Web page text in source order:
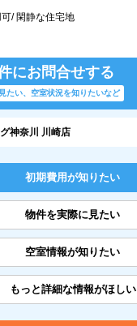
/ 閑静な住宅地
にお問合せする
たい、空室状況を知りたいなど
神奈川 川崎店
初期費用が知りたい
物件を実際に見たい
空室情報が知りたい
もっと詳細な情報がほしい